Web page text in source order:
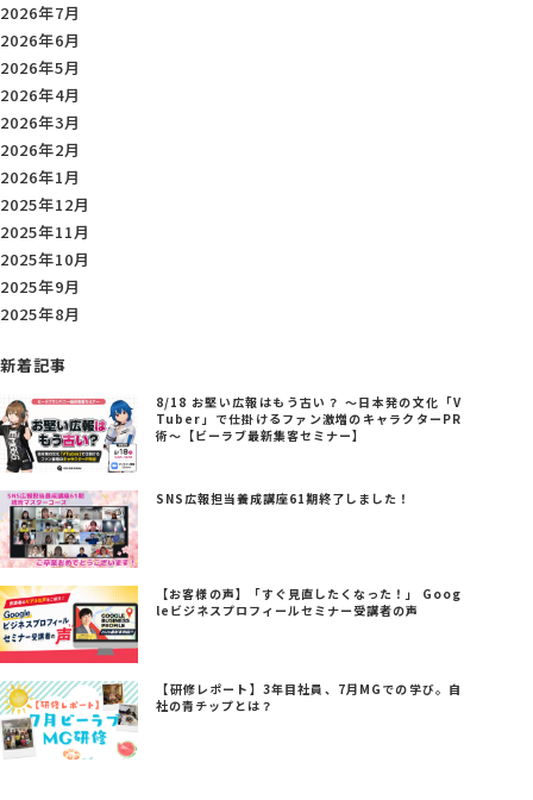
2026年7月
2026年6月
2026年5月
2026年4月
2026年3月
2026年2月
2026年1月
2025年12月
2025年11月
2025年10月
2025年9月
2025年8月
新着記事
8/18 お堅い広報はもう古い？ ～日本発の文化「V
Tuber」で仕掛けるファン激増のキャラクターPR
術～【ビーラブ最新集客セミナー】
SNS広報担当養成講座61期終了しました！
【お客様の声】「すぐ見直したくなった！」 Goog
leビジネスプロフィールセミナー受講者の声
【研修レポート】3年目社員、7月MGでの学び。自
社の青チップとは？